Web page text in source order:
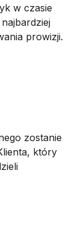
w czasie
prowizji.
zostanie
który